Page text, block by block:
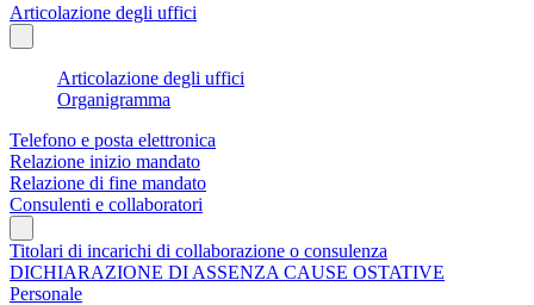
Articolazione degli uffici
Articolazione degli uffici
Organigramma
Telefono e posta elettronica
Relazione inizio mandato
Relazione di fine mandato
Consulenti e collaboratori
Titolari di incarichi di collaborazione o consulenza
DICHIARAZIONE DI ASSENZA CAUSE OSTATIVE
Personale